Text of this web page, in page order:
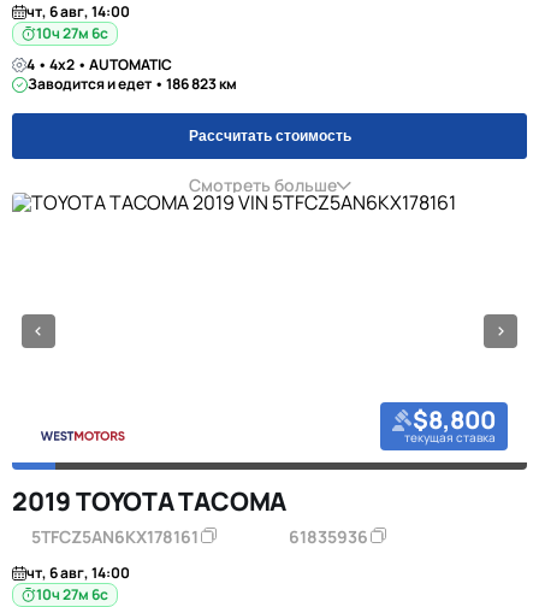
чт, 6 авг, 14:00
10ч 27м 5с
4 • 4x2 • AUTOMATIC
Заводится и едет • 186 823 км
Рассчитать стоимость
Смотреть больше
$8,800
текущая ставка
2019 TOYOTA TACOMA
5TFCZ5AN6KX178161 61835936
чт, 6 авг, 14:00
10ч 27м 5с